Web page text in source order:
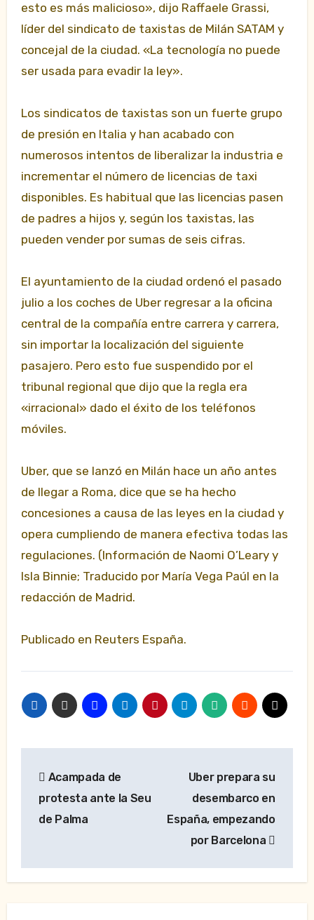
esto es más malicioso», dijo Raffaele Grassi,
líder del sindicato de taxistas de Milán SATAM y
concejal de la ciudad. «La tecnología no puede
ser usada para evadir la ley».
Los sindicatos de taxistas son un fuerte grupo
de presión en Italia y han acabado con
numerosos intentos de liberalizar la industria e
incrementar el número de licencias de taxi
disponibles. Es habitual que las licencias pasen
de padres a hijos y, según los taxistas, las
pueden vender por sumas de seis cifras.
El ayuntamiento de la ciudad ordenó el pasado
julio a los coches de Uber regresar a la oficina
central de la compañía entre carrera y carrera,
sin importar la localización del siguiente
pasajero. Pero esto fue suspendido por el
tribunal regional que dijo que la regla era
«irracional» dado el éxito de los teléfonos
móviles.
Uber, que se lanzó en Milán hace un año antes
de llegar a Roma, dice que se ha hecho
concesiones a causa de las leyes en la ciudad y
opera cumpliendo de manera efectiva todas las
regulaciones. (Información de Naomi O’Leary y
Isla Binnie; Traducido por María Vega Paúl en la
redacción de Madrid.
Publicado en Reuters España.
de
entradas
Acampada de
protesta ante la Seu
de Palma
Uber prepara su
desembarco en
España, empezando
por Barcelona